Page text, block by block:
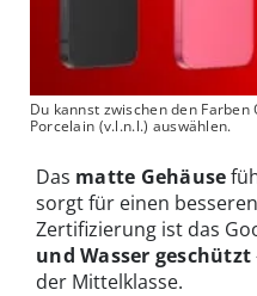
Du kannst zwischen den Farben
Porcelain (v.l.n.l.) auswählen.
Das matte Gehäuse
sorgt für einen
Zertifizierung ist das
und Wasser geschützt
der Mittelklasse.